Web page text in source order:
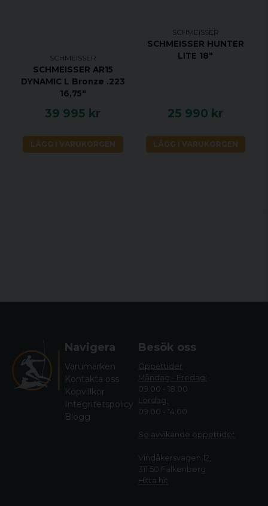
SCHMEISSER
SCHMEISSER AR15
DYNAMIC L Bronze .223
16,75"
39 995 kr
LÄGG I VARUKORGEN
SCHMEISSER
SCHMEISSER HUNTER
LITE 18"
25 990 kr
LÄGG I VARUKORGEN
Navigera
Varumärken
Kontakta oss
Köpvillkor
Integritetspolicy
Blogg
Besök oss
Öppettider
Måndag - Fredag:
09.00 - 18.00
Lördag:
09.00 - 14.00
Se avvikande öppettider
Vindåkersvägen 12,
311 50 Falkenberg
Hitta hit